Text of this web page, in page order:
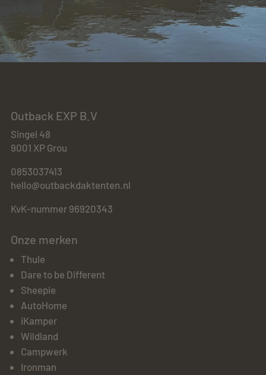
Outback EXP B.V
Singel 48
9001 XP Grou
0853037413
hello@outbackdaktenten.nl
KvK-nummer 96920343
Onze merken
Thule
Dare to be Different
Sheepie
AutoHome
iKamper
Wildland
Campwerk
Ironman